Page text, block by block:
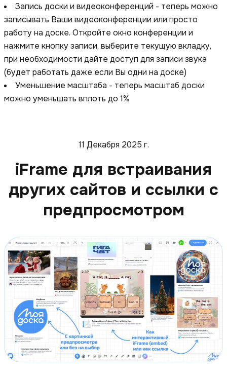
Запись доски и видеоконференций - теперь можно
записывать Ваши видеоконференции или просто
работу на доске. Откройте окно конференции и
нажмите кнопку записи, выберите текущую вкладку,
при необходимости дайте доступ для записи звука
(будет работать даже если Вы одни на доске)
Уменьшение масштаба - теперь масштаб доски
можно уменьшать вплоть до 1%
11 Декабря 2025 г.
iFrame для встраивания
других сайтов и ссылки с
предпросмотром